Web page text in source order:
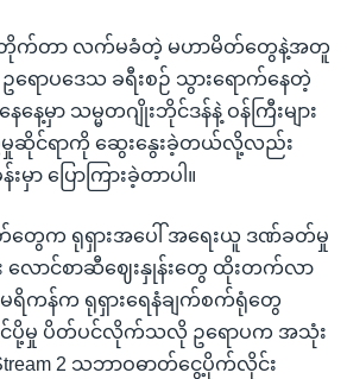
တိုက်တာ လက်မခံတဲ့ မဟာမိတ်တွေနဲ့အတူ
ဥရောပဒေသ ခရီးစဉ် သွားရောက်နေတဲ့
နေ့မှာ သမ္မတဂျိုးဘိုင်ဒန်နဲ့ ဝန်ကြီးများ
ဆိုင်ရာကို ဆွေးနွေးခဲ့တယ်လို့လည်း
မှာ ပြောကြားခဲ့တာပါ။
တွေက ရုရှားအပေါ် အရေးယူ ဒဏ်ခတ်မှု
လောင်စာဆီဈေးနှုန်းတွေ ထိုးတက်လာ
ရိကန်က ရုရှားရေနံချက်စက်ရုံတွေ
ပို့မှု ပိတ်ပင်လိုက်သလို ဥရောပက အသုံး
2 သဘာဝဓာတ်ငွေ့ပိုက်လိုင်း